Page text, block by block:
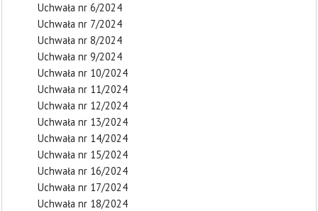
Uchwała nr 6/2024
Uchwała nr 7/2024
Uchwała nr 8/2024
Uchwała nr 9/2024
Uchwała nr 10/2024
Uchwała nr 11/2024
Uchwała nr 12/2024
Uchwała nr 13/2024
Uchwała nr 14/2024
Uchwała nr 15/2024
Uchwała nr 16/2024
Uchwała nr 17/2024
Uchwała nr 18/2024